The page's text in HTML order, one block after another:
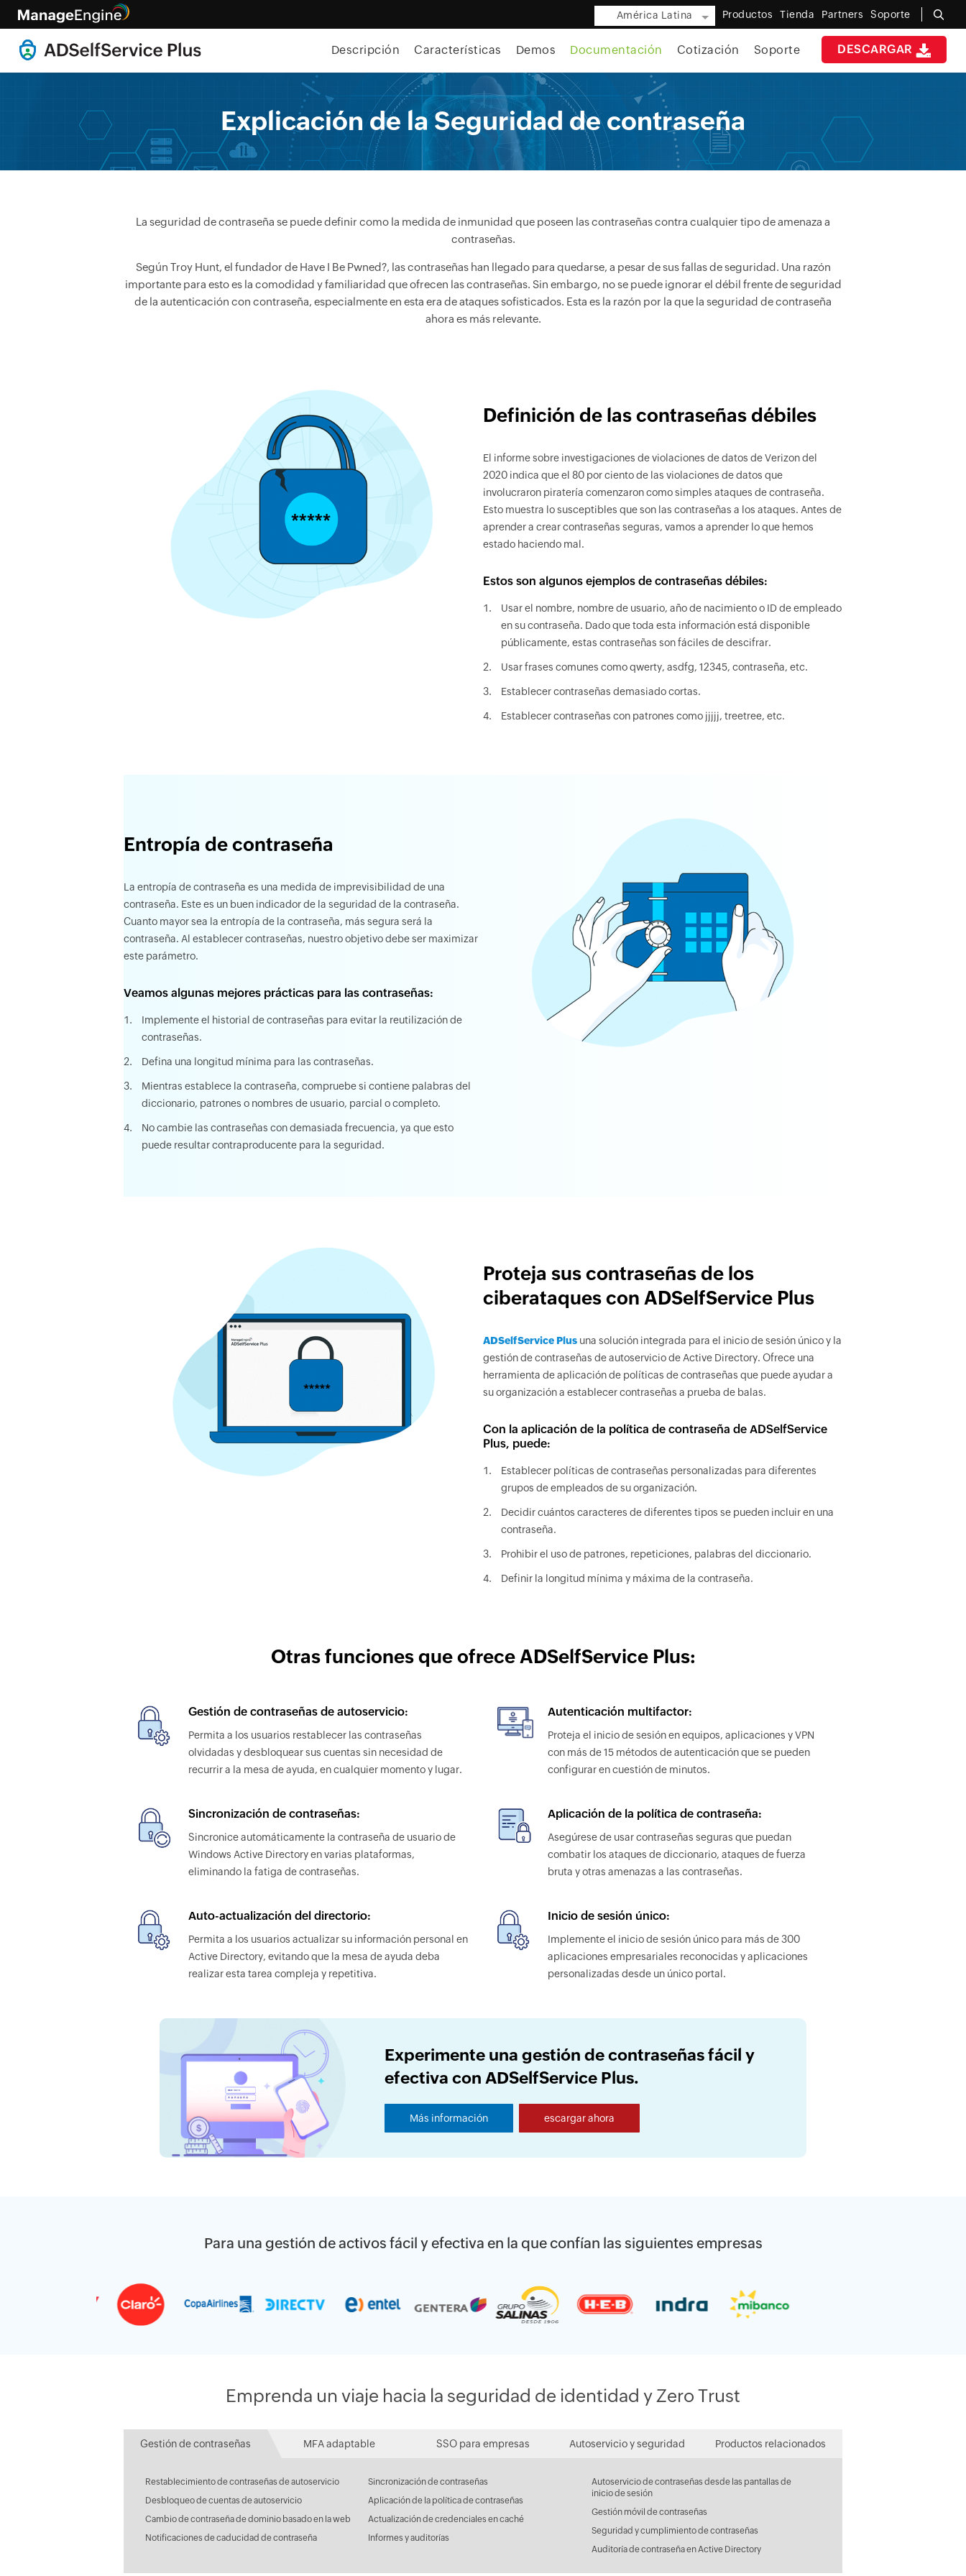
América Latina Productos Tienda Partners Soporte
DESCARGAR
Descripción Características Demos Documentación Cotización Soporte
Explicación de la Seguridad de contraseña
La seguridad de contraseña se puede definir como la medida de inmunidad que poseen las contraseñas contra cualquier tipo de amenaza a
contraseñas.
Según Troy Hunt, el fundador de Have I Be Pwned?, las contraseñas han llegado para quedarse, a pesar de sus fallas de seguridad. Una razón
importante para esto es la comodidad y familiaridad que ofrecen las contraseñas. Sin embargo, no se puede ignorar el débil frente de seguridad
de la autenticación con contraseña, especialmente en esta era de ataques sofisticados. Esta es la razón por la que la seguridad de contraseña
ahora es más relevante.
Definición de las contraseñas débiles
El informe sobre investigaciones de violaciones de datos de Verizon del
2020 indica que el 80 por ciento de las violaciones de datos que
involucraron piratería comenzaron como simples ataques de contraseña.
Esto muestra lo susceptibles que son las contraseñas a los ataques. Antes de
aprender a crear contraseñas seguras, vamos a aprender lo que hemos
estado haciendo mal.
Estos son algunos ejemplos de contraseñas débiles:
Usar el nombre, nombre de usuario, año de nacimiento o ID de empleado
en su contraseña. Dado que toda esta información está disponible
públicamente, estas contraseñas son fáciles de descifrar.
Usar frases comunes como qwerty, asdfg, 12345, contraseña, etc.
Establecer contraseñas demasiado cortas.
Establecer contraseñas con patrones como jjjjj, treetree, etc.
Entropía de contraseña
La entropía de contraseña es una medida de imprevisibilidad de una
contraseña. Este es un buen indicador de la seguridad de la contraseña.
Cuanto mayor sea la entropía de la contraseña, más segura será la
contraseña. Al establecer contraseñas, nuestro objetivo debe ser maximizar
este parámetro.
Veamos algunas mejores prácticas para las contraseñas:
Implemente el historial de contraseñas para evitar la reutilización de
contraseñas.
Defina una longitud mínima para las contraseñas.
Mientras establece la contraseña, compruebe si contiene palabras del
diccionario, patrones o nombres de usuario, parcial o completo.
No cambie las contraseñas con demasiada frecuencia, ya que esto
puede resultar contraproducente para la seguridad.
Proteja sus contraseñas de los
ciberataques con ADSelfService Plus
ADSelfService Plus una solución integrada para el inicio de sesión único y la
gestión de contraseñas de autoservicio de Active Directory. Ofrece una
herramienta de aplicación de políticas de contraseñas que puede ayudar a
su organización a establecer contraseñas a prueba de balas.
Con la aplicación de la política de contraseña de ADSelfService
Plus, puede:
Establecer políticas de contraseñas personalizadas para diferentes
grupos de empleados de su organización.
Decidir cuántos caracteres de diferentes tipos se pueden incluir en una
contraseña.
Prohibir el uso de patrones, repeticiones, palabras del diccionario.
Definir la longitud mínima y máxima de la contraseña.
Otras funciones que ofrece ADSelfService Plus:
Gestión de contraseñas de autoservicio:
Permita a los usuarios restablecer las contraseñas
olvidadas y desbloquear sus cuentas sin necesidad de
recurrir a la mesa de ayuda, en cualquier momento y lugar.
Autenticación multifactor:
Proteja el inicio de sesión en equipos, aplicaciones y VPN
con más de 15 métodos de autenticación que se pueden
configurar en cuestión de minutos.
Sincronización de contraseñas:
Sincronice automáticamente la contraseña de usuario de
Windows Active Directory en varias plataformas,
eliminando la fatiga de contraseñas.
Aplicación de la política de contraseña:
Asegúrese de usar contraseñas seguras que puedan
combatir los ataques de diccionario, ataques de fuerza
bruta y otras amenazas a las contraseñas.
Auto-actualización del directorio:
Permita a los usuarios actualizar su información personal en
Active Directory, evitando que la mesa de ayuda deba
realizar esta tarea compleja y repetitiva.
Inicio de sesión único:
Implemente el inicio de sesión único para más de 300
aplicaciones empresariales reconocidas y aplicaciones
personalizadas desde un único portal.
Experimente una gestión de contraseñas fácil y
efectiva con ADSelfService Plus.
Más información escargar ahora
Para una gestión de activos fácil y efectiva en la que confían las siguientes empresas
Emprenda un viaje hacia la seguridad de identidad y Zero Trust
Gestión de contraseñas MFA adaptable SSO para empresas Autoservicio y seguridad Productos relacionados
Restablecimiento de contraseñas de autoservicio
Desbloqueo de cuentas de autoservicio
Cambio de contraseña de dominio basado en la web
Notificaciones de caducidad de contraseña
Sincronización de contraseñas
Aplicación de la política de contraseñas
Actualización de credenciales en caché
Informes y auditorías
Autoservicio de contraseñas desde las pantallas de
inicio de sesión
Gestión móvil de contraseñas
Seguridad y cumplimiento de contraseñas
Auditoría de contraseña en Active Directory